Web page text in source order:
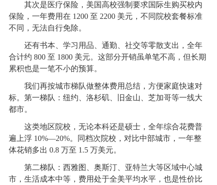
其次是医疗保险，美国高校强制要求国际生购买校内
保险，一年费用在 1200 至 2200 美元，不同院校套餐标准
不同，无法自行免除。
还有书本、学习用品、通勤、社交等零散支出，全年
合计约 800 至 1800 美元。这部分开销虽单笔不高，但长期
累积也是一笔不小的预算。
我们再按城市梯队做整体费用总结，方便家庭快速对
标。第一梯队：纽约、洛杉矶、旧金山、芝加哥等一线大
都市。
这类地区院校，无论本科还是硕士，全年综合花费普
遍上浮 10%—20%。同档次院校，对比中部城市，一年整
体花销多出 0.8 万至 1.5 万美元。
第二梯队：西雅图、奥斯汀、亚特兰大等区域中心城
市，生活成本中等，费用处于全美平均水平，也是性价比